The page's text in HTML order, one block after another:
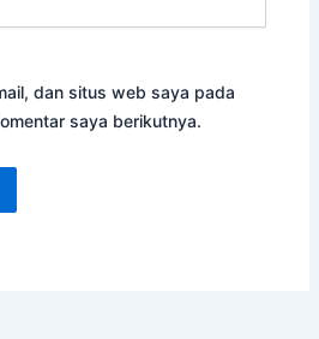
dan situs web saya pada
saya berikutnya.